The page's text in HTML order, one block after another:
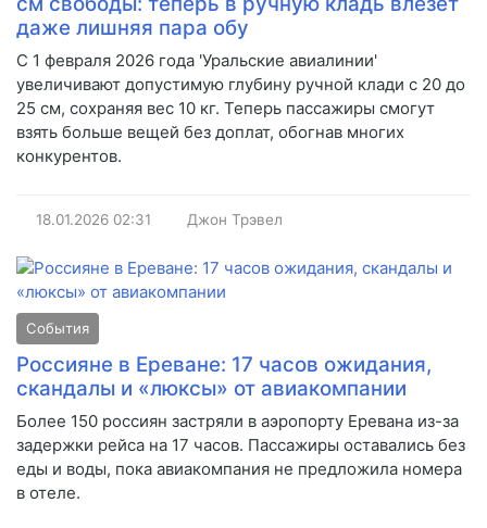
даже лишняя пара обу
С 1 февраля 2026 года 'Уральские авиалинии'
увеличивают допустимую глубину ручной клади с 20 до
25 см, сохраняя вес 10 кг. Теперь пассажиры смогут
взять больше вещей без доплат, обогнав многих
конкурентов.
18.01.2026 02:31 Джон Трэвел
События
Россияне в Ереване: 17 часов ожидания,
скандалы и «люксы» от авиакомпании
Более 150 россиян застряли в аэропорту Еревана из-за
задержки рейса на 17 часов. Пассажиры оставались без
еды и воды, пока авиакомпания не предложила номера
в отеле.